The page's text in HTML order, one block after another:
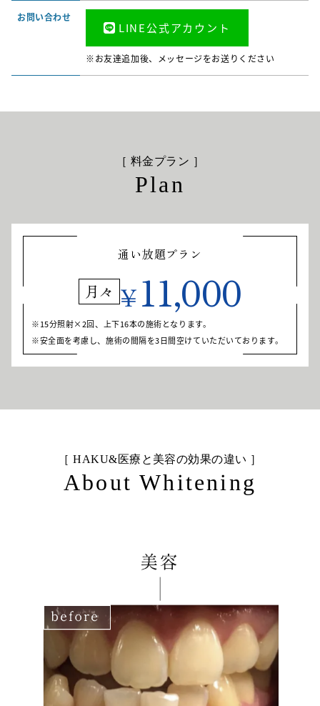
お問い合わせ
LINE公式アカウント
※お友達追加後、メッセージをお送りください
［ 料金プラン ］
Plan
通い放題プラン
月々 ¥11,000
15分照射×2回、上下16本の施術となります。
安全面を考慮し、施術の間隔を3日間空けていただいております。
［ HAKU&医療と美容の効果の違い ］
About Whitening